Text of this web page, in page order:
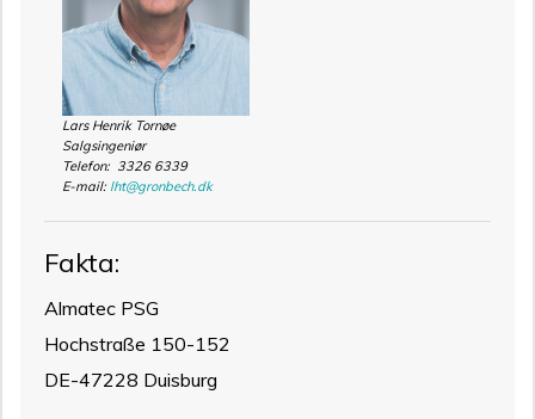
Lars Henrik Tornøe
Salgsingeniør
Telefon: 3326 6339
E-mail: lht@gronbech.dk
Fakta:
Almatec PSG
Hochstraße 150-152
DE-47228 Duisburg